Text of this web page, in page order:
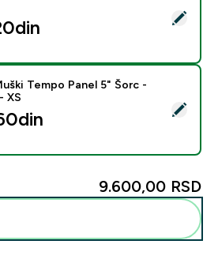
- MP Muška Tempo Panel Majica -
- MP Muški Tempo Panel 5" Šorc -
Tempo Panel 5" Šorc -
XS
9.600,00 RSD‎